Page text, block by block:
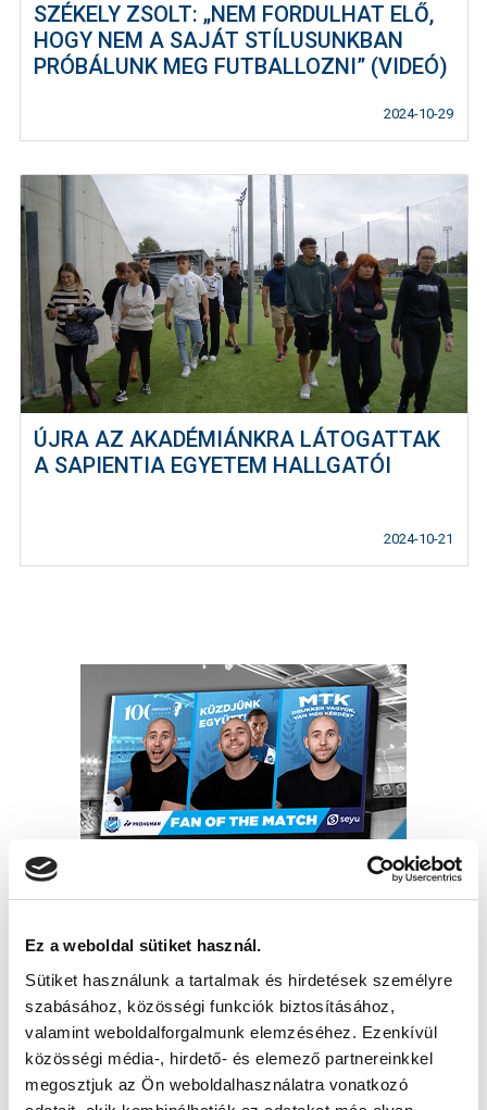
Ez a weboldal sütiket használ.
Sütiket használunk a tartalmak és hirdetések személyre
szabásához, közösségi funkciók biztosításához,
valamint weboldalforgalmunk elemzéséhez. Ezenkívül
közösségi média-, hirdető- és elemező partnereinkkel
megosztjuk az Ön weboldalhasználatra vonatkozó
SZÉKELY ZSOLT: „NEM FORDULHAT ELŐ,
HOGY NEM A SAJÁT STÍLUSUNKBAN
PRÓBÁLUNK MEG FUTBALLOZNI” (VIDEÓ)
2024-10-29
ÚJRA AZ AKADÉMIÁNKRA LÁTOGATTAK
A SAPIENTIA EGYETEM HALLGATÓI
2024-10-21